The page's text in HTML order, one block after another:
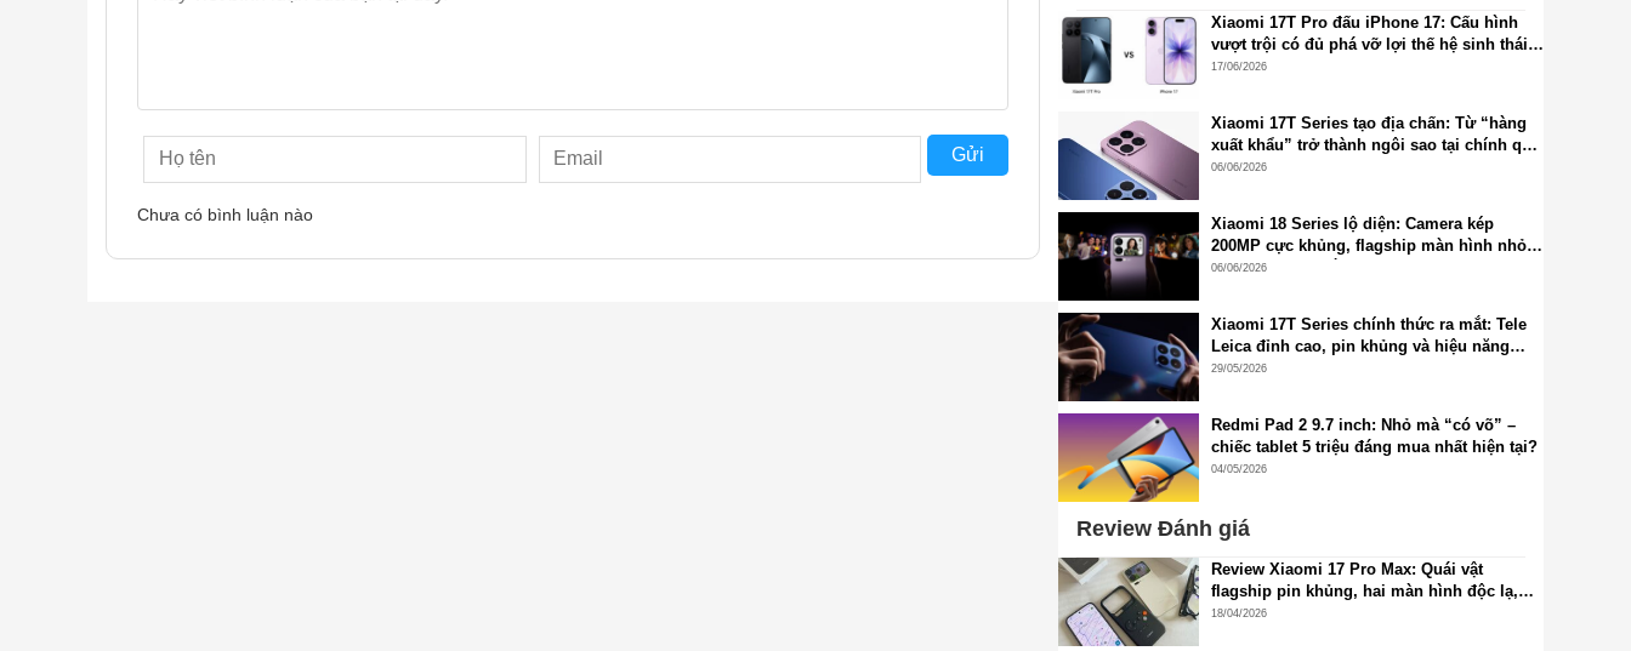
Gửi
Chưa có bình luận nào
Xiaomi 17T Pro đấu iPhone 17: Cấu hình
vượt trội có đủ phá vỡ lợi thế hệ sinh thái
Apple?
17/06/2026
Xiaomi 17T Series tạo địa chấn: Từ “hàng
xuất khẩu” trở thành ngôi sao tại chính quê
nhà Trung Quốc
06/06/2026
Xiaomi 18 Series lộ diện: Camera kép
200MP cực khủng, flagship màn hình nhỏ
2K chuẩn mới sắp xuất hiện
06/06/2026
Xiaomi 17T Series chính thức ra mắt: Tele
Leica đỉnh cao, pin khủng và hiệu năng
flagship thế hệ mới
29/05/2026
Redmi Pad 2 9.7 inch: Nhỏ mà “có võ” –
chiếc tablet 5 triệu đáng mua nhất hiện tại?
04/05/2026
Review Đánh giá
Review Xiaomi 17 Pro Max: Quái vật
flagship pin khủng, hai màn hình độc lạ,
cấu hình đỉnh cao, camera siêu đẹp
18/04/2026